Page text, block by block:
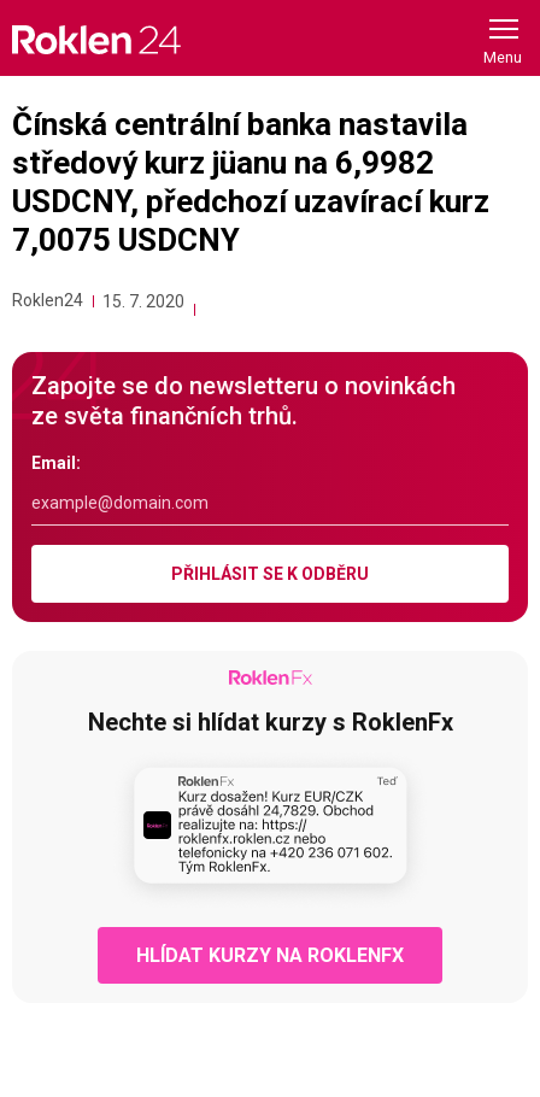
content
Čínská centrální banka nastavila
středový kurz jüanu na 6,9982
USDCNY, předchozí uzavírací kurz
7,0075 USDCNY
Roklen24 15. 7. 2020
Zapojte se do newsletteru o novinkách
ze světa finančních trhů.
Email:
PŘIHLÁSIT SE K ODBĚRU
Nechte si hlídat kurzy s RoklenFx
HLÍDAT KURZY NA ROKLENFX